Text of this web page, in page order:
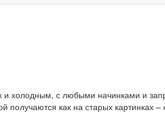
и холодным, с любыми начинками и
как на старых картинках –